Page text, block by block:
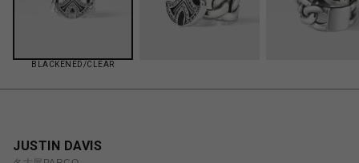
BLACKENED/CLEAR
JUSTIN DAVIS